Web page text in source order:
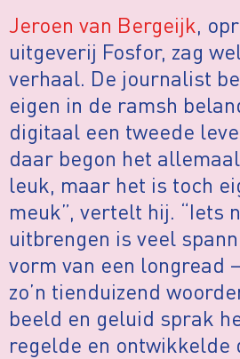
Jeroen van Bergeijk,
uitgeverij Fosfor, zag
verhaal. De journalist
eigen in de ramsh
digitaal een tweede
daar begon het
leuk, maar het is toch
meuk”, vertelt hij. “Iets
uitbrengen is veel
vorm van een longread
zo’n tienduizend
beeld en geluid sprak
regelde en ontwikkelde